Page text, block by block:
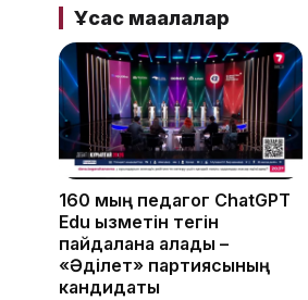
Ұқсас мақалалар
160 мың педагог ChatGPT
Edu қызметін тегін
пайдалана алады –
«Әділет» партиясының
кандидаты